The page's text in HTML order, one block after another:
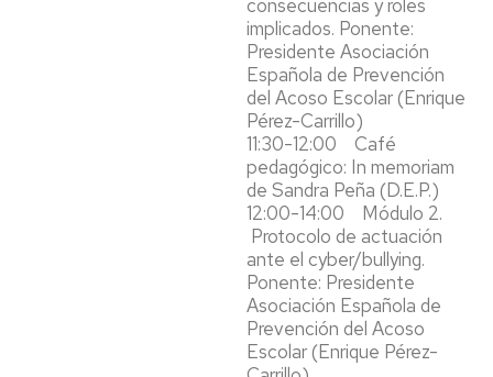
consecuencias y roles
implicados. Ponente:
Presidente Asociación
Española de Prevención
del Acoso Escolar (Enrique
Pérez-Carrillo)
11:30-12:00 Café
pedagógico: In memoriam
de Sandra Peña (D.E.P.)
12:00-14:00 Módulo 2.
Protocolo de actuación
ante el cyber/bullying.
Ponente: Presidente
Asociación Española de
Prevención del Acoso
Escolar (Enrique Pérez-